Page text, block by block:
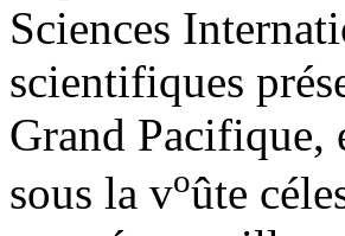
Sciences
scientifiques
Grand Pacifique,
sous la voûte